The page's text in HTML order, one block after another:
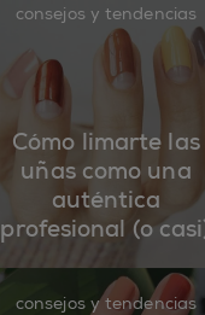
consejos y tendencias
Cómo limarte las
uñas como una
auténtica
profesional (o
consejos y tendencias